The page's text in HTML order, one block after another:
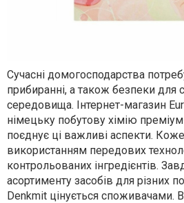
Сучасні домогосподарства
прибиранні, а також безпеки для
середовища. Інтернет-магазин
німецьку побутову хімію
поєднує ці важливі аспекти.
використанням передових
контрольованих інгредієнтів.
асортименту засобів для різних
Denkmit цінується споживачами.